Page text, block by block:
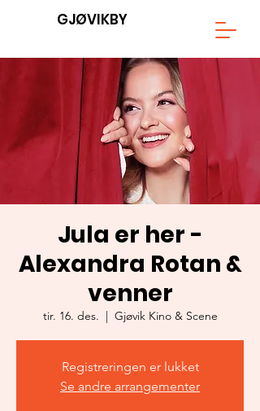
GJØVIKBY
Jula er her -
Alexandra Rotan &
venner
tir. 16. des.
  |
Gjøvik Kino & Scene
Registreringen er lukket
Se andre arrangementer